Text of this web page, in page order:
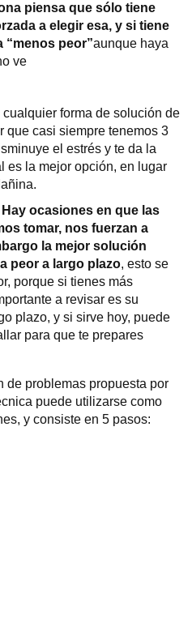
piensa que sólo tiene
a elegir esa, y si tiene
“menos peor”aunque haya
ve
forma de solución de
que casi siempre tenemos 3
el estrés y te da la
es la mejor opción, en lugar
Hay ocasiones en que las
tomar, nos fuerzan a
la mejor solución
peor a largo plazo, esto se
porque si tienes más
a revisar es su
plazo, y si sirve hoy, puede
para que te prepares
de problemas propuesta por
puede utilizarse como
y consiste en 5 pasos: